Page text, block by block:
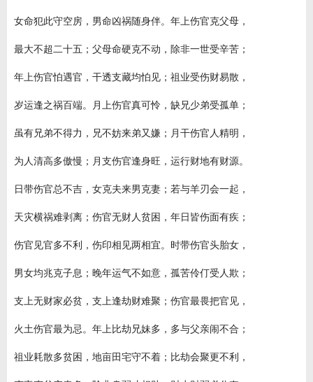
女命犯此守空房，男命凶祸随身伴。年上伤官克父母，
最大不超二十五；父母命硬克不动，除非一世受辛苦；
年上伤官怕遇官，干透支藏均怕见；祖业受伤财易散，
岁运逢之祸百端。月上伤官真可怜，缺兄少弟受孤单；
虽有兄弟不得力，兄不妨来弟又嫌；月干伤官人精明，
为人清高多傲慢；月支伤官逢身旺，运行财地有财源。
日带伤官总不吉，女克夫来男克妻；若与羊刃会一起，
天灾横祸难剥离；伤官无财人贫困，年日皆伤面有疾；
伤官见官多不利，伤印相见两相宜。时带伤官头胎女，
男女均兆克子息；晚年运气不如意，孤苦伶仃受人欺；
支上无财家必贫，支上逢劫财难聚；伤官最畏把官见，
火土伤官最为忌。年上比劫兄妹多，多与父亲闹不合；
祖业耗散多贫困，地亩田宅守不着；比劫会聚更不利，